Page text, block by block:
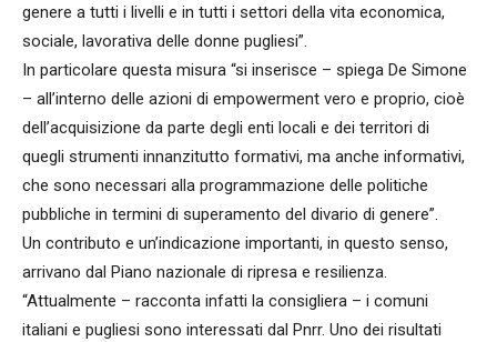
genere a tutti i livelli e in tutti i settori della vita economica,
sociale, lavorativa delle donne pugliesi”.
In particolare questa misura “si inserisce – spiega De Simone
– all’interno delle azioni di empowerment vero e proprio, cioè
dell’acquisizione da parte degli enti locali e dei territori di
quegli strumenti innanzitutto formativi, ma anche informativi,
che sono necessari alla programmazione delle politiche
pubbliche in termini di superamento del divario di genere”.
Un contributo e un’indicazione importanti, in questo senso,
arrivano dal Piano nazionale di ripresa e resilienza.
“Attualmente – racconta infatti la consigliera – i comuni
italiani e pugliesi sono interessati dal Pnrr. Uno dei risultati